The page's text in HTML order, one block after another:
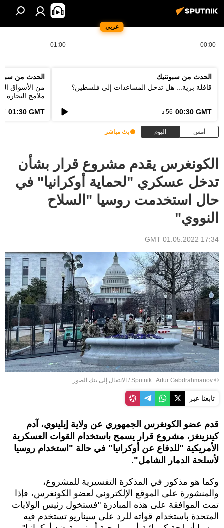
عربي
00:00
01:00
الحدث من سبوتنيك
قافلة برية... هل تدخل المساعدات إلى فلسطين؟
00:30 GMT 56 د
الحدث من
من الأسواق
ملامح التجارة
01:30 GMT
57
أمس اليوم بث مباشر
الكونغرس يقدم مشروع قرار بشأن
تدخل عسكري "لحماية أوكرانيا" في
حال استخدمت روسيا "السلاح
النووي"
17:34 GMT 01.05.2022
© Sputnik . Artur Gabdrahmanov
/ الانتقال إلى بنك الصور
تابعنا عبر
قدم عضو الكونغرس الجمهوري عن ولاية إيلينوي، آدم
كينزينغز، مشروع قرار يسمح باستخدام القوات العسكرية
الأمريكية "للدفاع عن أوكرانيا" في حالة "استخدام روسيا
لأسلحة الدمار الشامل".
وكما هو مذكور في المذكرة التفسيرية للمشروع،
والمنشورة على الموقع الإلكتروني لعضو الكونغرس، فإذا
تمت الموافقة على هذه المبادرة "فستخول رئيس الولايات
المتحدة باستخدام قواته للرد على سيناريو تستخدم فيه